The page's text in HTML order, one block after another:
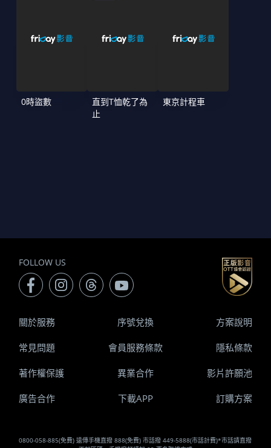
0時盜數
直到T恤乾了為
止
東京計程車
FOLLOW US
0800-058-885(免費) 遠傳手機直撥 888(免費) 市話撥 449-5888(市話計費)*市話請直撥
關於服務 序號兌換 方案說明
常見問題 會員服務條款 隱私條款
著作權保護 異業合作 影片許願池
廣告合作 下載APP 訂購方案